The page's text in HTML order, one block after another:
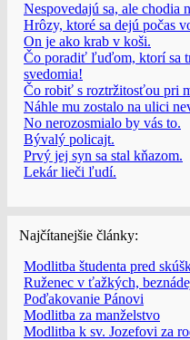
Nespovedajú sa, ale chodia
Hrôzy, ktoré sa dejú počas
On je ako krab v koši.
Čo poradiť ľuďom, ktorí sa
svedomia!
Čo robiť s roztržitosťou pri
Náhle mu zostalo na ulici
No nerozosmialo by vás to.
Bývalý policajt.
Prvý jej syn sa stal kňazom.
Lekár lieči ľudí.
Najčítanejšie články:
Modlitba študenta pred
Ruženec v ťažkých,
Poďakovanie Pánovi
Modlitba za manželstvo
Modlitba k sv. Jozefovi za